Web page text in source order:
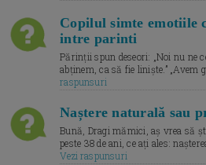
Copilul simte emotiile
intre parinti
Părinții spun deseori: „Noi nu ne
abținem, ca să fie liniște.” „Avem
raspunsuri
Naștere naturală sau
Bună, Dragi mămici, aș vrea să
peste 38 de ani, ce ați ales:
Vezi raspunsuri